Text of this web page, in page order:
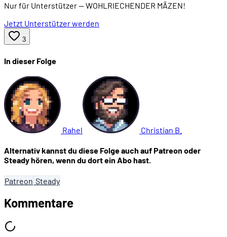
Nur für Unterstützer— WOHLRIECHENDER MÄZEN!
Jetzt Unterstützer werden
3
In dieser Folge
Rahel Christian B.
Alternativ kannst du diese Folge auch auf Patreon oder
Steady hören, wenn du dort ein Abo hast.
Patreon Steady
Kommentare